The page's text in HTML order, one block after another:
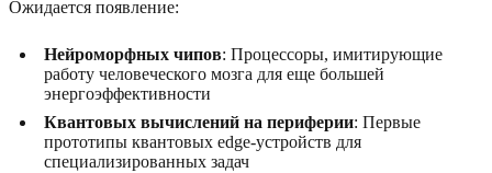
Ожидается появление:
Нейроморфных чипов: Процессоры, имитирующие
работу человеческого мозга для еще большей
энергоэффективности
Квантовых вычислений на периферии: Первые
прототипы квантовых edge-устройств для
специализированных задач